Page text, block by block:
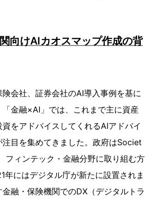
向けAIカオスマップ作成の背
会社、証券会社のAI導入事例を基に
金融×AI」では、これまで主に資産
をアドバイスしてくれるAIアドバイ
目を集めてきました。政府はSociet
フィンテック・金融分野に取り組む方
年にはデジタル庁が新たに設置されま
融・保険機関でのDX（デジタルトラ